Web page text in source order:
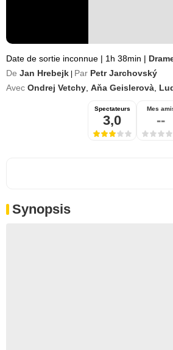
Date de sortie inconnue | 1h 38min |
De Jan Hrebejk Par Petr Jarchovský
Avec Ondrej Vetchy Aňa Geislerovà
Spectateurs
3,0
Mes
--
Synopsis